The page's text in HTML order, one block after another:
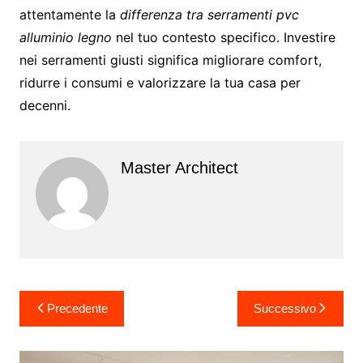
attentamente la differenza tra serramenti pvc
alluminio legno nel tuo contesto specifico. Investire
nei serramenti giusti significa migliorare comfort,
ridurre i consumi e valorizzare la tua casa per
decenni.
Master Architect
Navigazione
articoli
Precedente Successivo